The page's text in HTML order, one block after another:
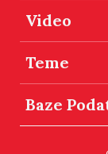
Video
Teme
Baze